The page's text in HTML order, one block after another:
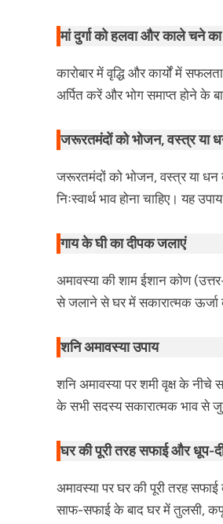
मां दुर्गा को हलवा और काले चने
कारोबार में वृद्धि और कार्यों में
अर्पित करें और भोग समाप्त होने के
जरूरतमंदों को भोजन, वस्त्र या
जरूरतमंदों को भोजन, वस्त्र या धन
निःस्वार्थ भाव होना चाहिए। यह
गाय के घी का दीपक जलाएं
अमावस्या की शाम ईशान कोण
से जलाने से घर में सकारात्मक ऊर्जा
शनि अमावस्या उपाय
शनि अमावस्या पर शमी वृक्ष के
के सभी सदस्य सकारात्मक भाव से
घर की पूरी तरह सफाई और धूप-
अमावस्या पर घर की पूरी तरह
साफ-सफाई के बाद घर में तुलसी,